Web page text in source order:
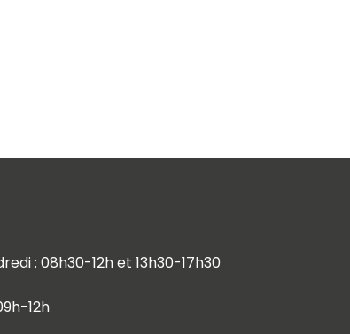
: 08h30-12h et 13h30-17h30
12h